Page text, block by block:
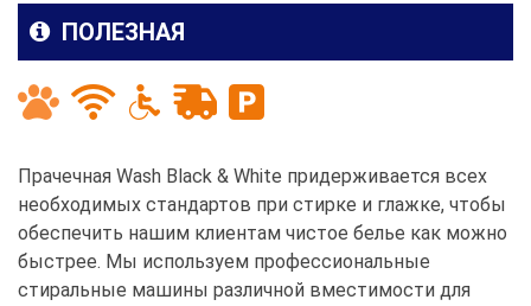
ПОЛЕЗНАЯ
Прачечная Wash Black & White придерживается всех
необходимых стандартов при стирке и глажке, чтобы
обеспечить нашим клиентам чистое белье как можно
быстрее. Мы используем профессиональные
стиральные машины различной вместимости для